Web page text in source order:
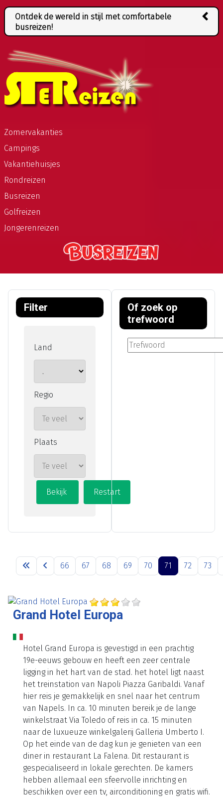
Ontdek de wereld in stijl met comfortabele
busreizen!
manier om de wereld te ontdekken. Of u nu op zoek
bent naar een stedentrip, een landschapsreis of een
avontuurlijke tocht, er is een busreis die bij u past. Bij
onze reisorganisatie vindt u een breed scala aan
opties, van gezellige groepsreizen tot privébusreizen
Met onze busreizen kunt u ontspannen en genieten
van de reis, terwijl onze ervaren chauffeurs u veilig
naar uw bestemming brengen. U kunt genieten van
boeiende bezienswaardigheden zonder u zorgen te
hoeven maken over het verkeer of de navigatie.
Onze busreizen zijn zorgvuldig samengesteld om u
de beste ervaring te bieden en uw tijd maximaal te
Neem vandaag nog een kijkje in ons aanbod voor
meer informatie over onze uitstekende busreizen en
cultuur, natuur of avontuur, wij hebben de busreis
die bij u past.
Zomervakanties
Campings
Vakantiehuisjes
Rondreizen
Busreizen
Golfreizen
Jongerenreizen
Filter
Land
Regio
Plaats
Of zoek op
trefwoord
66 67 68 69 70 71 72 73
Grand Hotel Europa
Hotel Grand Europa is gevestigd in een prachtig
19e-eeuws gebouw en heeft een zeer centrale
ligging in het hart van de stad. het hotel ligt naast
het treinstation van Napoli Piazza Garibaldi. Vanaf
hier reis je gemakkelijk en snel naar het centrum
van Napels. In ca. 10 minuten bereik je de lange
winkelstraat Via Toledo of reis in ca. 15 minuten
naar de luxueuze winkelgalerij Galleria Umberto I.
Op het einde van de dag kun je genieten van een
diner in restaurant La Falena. Dit restaurant is
gespecialiseerd in lokale gerechten. De kamers
hebben allemaal een sfeervolle inrichting en
beschikken over een tv, airconditioning en gratis wifi.